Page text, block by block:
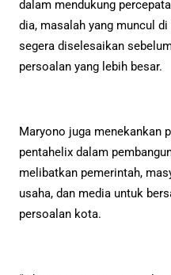
dalam mendukung
dia, masalah yang muncul
segera diselesaikan
persoalan yang lebih besar.
Maryono juga menekankan
pentahelix dalam
melibatkan pemerintah,
usaha, dan media untuk
persoalan kota.